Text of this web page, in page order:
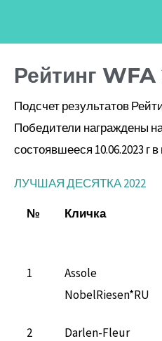
Рейтинг
Подсчет результатов
Победители награждены
состоявшееся 10.06.2023 г
ЛУЧШАЯ ДЕСЯТКА 2022
№
Кличка
1
Assole
NobelRiesen*RU
2
Darlen-Fleur